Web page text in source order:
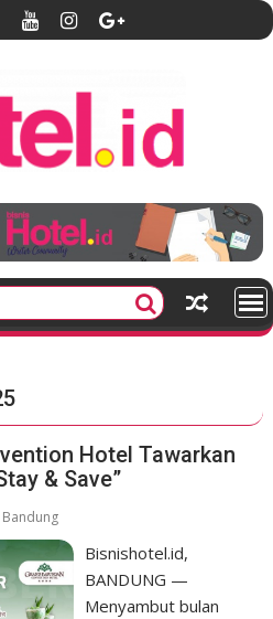
Hotel Tawarkan
& Save”
Bisnishotel.id,
BANDUNG —
Menyambut bulan